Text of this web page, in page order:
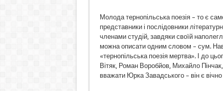
Молода тернопільська поезія – то є
представники і послідовники
членами студій, завдяки своїй
можна описати одним словом – сум.
«тернопільська поезія мертва». І до
Вітяк, Роман Воробйов, Михайло
вважати Юрка Завадського – він є